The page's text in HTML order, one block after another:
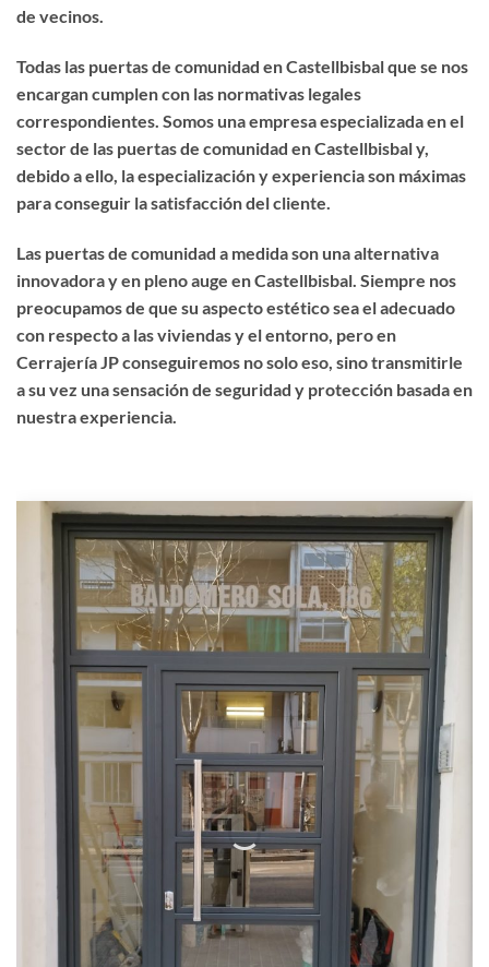
de vecinos.
Todas las puertas de comunidad en Castellbisbal que se nos
encargan cumplen con las normativas legales
correspondientes. Somos una empresa especializada en el
sector de las puertas de comunidad en Castellbisbal y,
debido a ello, la especialización y experiencia son máximas
para conseguir la satisfacción del cliente.
Las puertas de comunidad a medida son una alternativa
innovadora y en pleno auge en Castellbisbal. Siempre nos
preocupamos de que su aspecto estético sea el adecuado
con respecto a las viviendas y el entorno, pero en
Cerrajería JP conseguiremos no solo eso, sino transmitirle
a su vez una sensación de seguridad y protección basada en
nuestra experiencia.